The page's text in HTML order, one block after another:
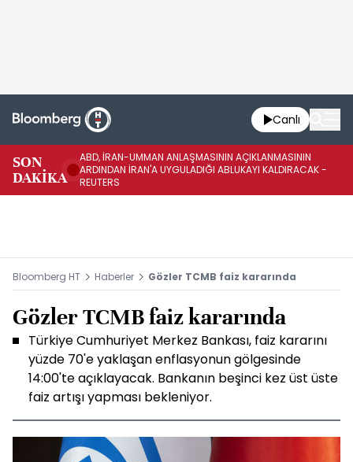
Canlı
SON
DAKİKA
ABD, İRAN-UMMAN ANLAŞMASININ AÇIKLANMASININ
ARDINDAN İRAN'A UYGULADIĞI ABLUKAYI KALDIRACAK -
REUTERS
Bloomberg HT Haberler Gözler TCMB faiz kararında
Gözler TCMB faiz kararında
Türkiye Cumhuriyet Merkez Bankası, faiz kararını
yüzde 70'e yaklaşan enflasyonun gölgesinde
14:00'te açıklayacak. Bankanın beşinci kez üst üste
faiz artışı yapması bekleniyor.